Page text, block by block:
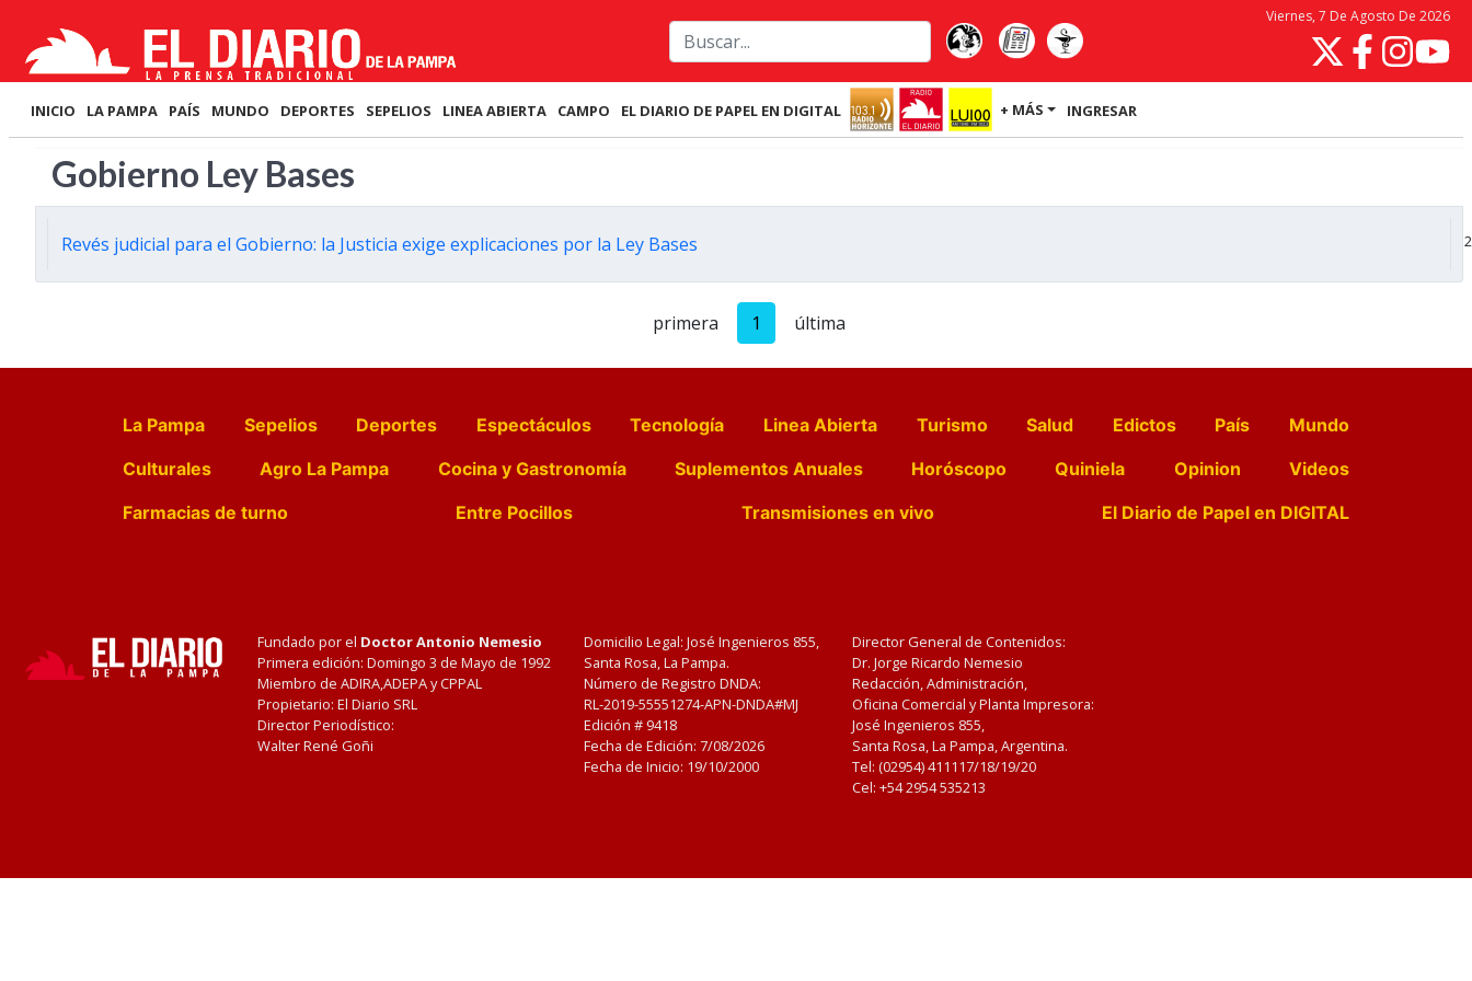
Viernes, 7 De Agosto De 2026
INICIO LA PAMPA PAÍS MUNDO DEPORTES SEPELIOS LINEA ABIERTA CAMPO EL DIARIO DE PAPEL EN DIGITAL + MÁS INGRESAR
Gobierno Ley Bases
Revés judicial para el Gobierno: la Justicia exige explicaciones por la Ley Bases
primera 1 última
La Pampa Sepelios Deportes Espectáculos Tecnología Linea Abierta Turismo Salud Edictos País
Mundo
Culturales
Agro La Pampa Cocina y Gastronomía Suplementos Anuales Horóscopo Quiniela Opinion
Videos
Farmacias de turno
Entre Pocillos Transmisiones en vivo El Diario de Papel en DIGITAL
Fundado por el Doctor Antonio Nemesio
Primera edición: Domingo 3 de Mayo de 1992
Miembro de ADIRA,ADEPA y CPPAL
Propietario: El Diario SRL
Director Periodístico:
Walter René Goñi
Domicilio Legal: José Ingenieros 855,
Santa Rosa, La Pampa.
Número de Registro DNDA:
RL-2019-55551274-APN-DNDA#MJ
Edición # 9418
Fecha de Edición: 7/08/2026
Fecha de Inicio: 19/10/2000
Director General de Contenidos:
Dr. Jorge Ricardo Nemesio
Redacción, Administración,
Oficina Comercial y Planta Impresora:
José Ingenieros 855,
Santa Rosa, La Pampa, Argentina.
Tel: (02954) 411117/18/19/20
Cel: +54 2954 535213